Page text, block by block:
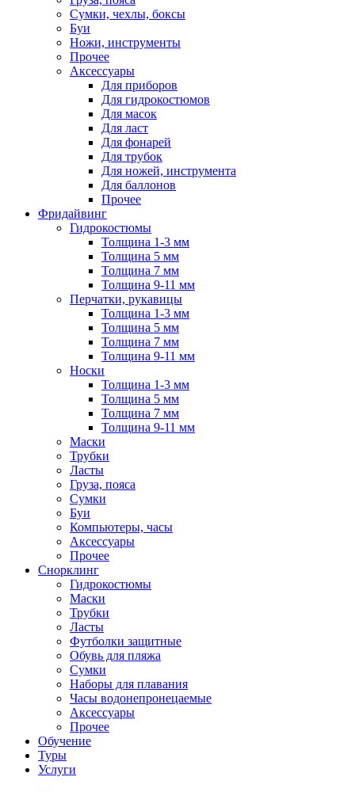
Сумки, чехлы, боксы
Буи
Ножи, инструменты
Прочее
Аксессуары
Для приборов
Для гидрокостюмов
Для масок
Для ласт
Для фонарей
Для трубок
Для ножей, инструмента
Для баллонов
Прочее
Фридайвинг
Гидрокостюмы
Толщина 1-3 мм
Толщина 5 мм
Толщина 7 мм
Толщина 9-11 мм
Перчатки, рукавицы
Толщина 1-3 мм
Толщина 5 мм
Толщина 7 мм
Толщина 9-11 мм
Носки
Толщина 1-3 мм
Толщина 5 мм
Толщина 7 мм
Толщина 9-11 мм
Маски
Трубки
Ласты
Груза, пояса
Сумки
Буи
Компьютеры, часы
Аксессуары
Прочее
Снорклинг
Гидрокостюмы
Маски
Трубки
Ласты
Футболки защитные
Обувь для пляжа
Сумки
Наборы для плавания
Часы водонепронецаемые
Аксессуары
Прочее
Обучение
Туры
Услуги